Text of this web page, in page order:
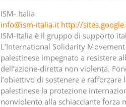
ISM- Italia
info@ism-italia.it http://
ISM-Italia è il gruppo di supporto
L’International Solidarity
palestinese impegnato a resistere
dell’azione-diretta non violenta.
l’obiettivo di sostenere e
palestinese la protezione
nonviolento alla schiacciante forza